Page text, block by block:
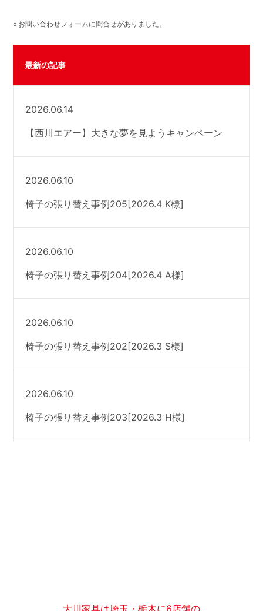
« お問い合わせフォームに問合せがありました。
最新の記事
2026.06.14
【西川エアー】大きな夢を見ようキャンペーン
2026.06.10
椅子の張り替え事例205[2026.4 K様]
2026.06.10
椅子の張り替え事例204[2026.4 A様]
2026.06.10
椅子の張り替え事例202[2026.3 S様]
2026.06.10
椅子の張り替え事例203[2026.3 H様]